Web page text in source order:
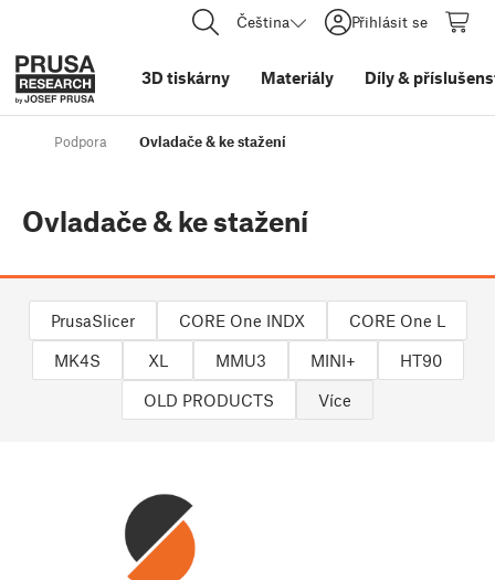
Čeština Přihlásit se
3D tiskárny Materiály Díly&
Podpora Ovladače & ke stažení
Ovladače & ke stažení
PrusaSlicer CORE One INDX
CORE One L
MK4S
XL MMU3 MINI+
HT90
OLD PRODUCTS
Více